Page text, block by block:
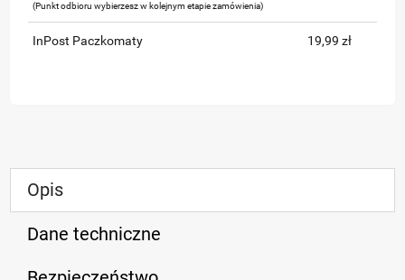
(Punkt odbioru wybierzesz w kolejnym etapie zamówienia)
InPost Paczkomaty 19,99 zł
Opis
Dane techniczne